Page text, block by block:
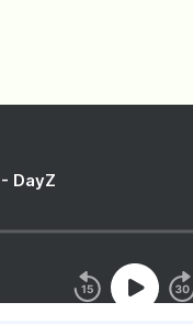
DayZ